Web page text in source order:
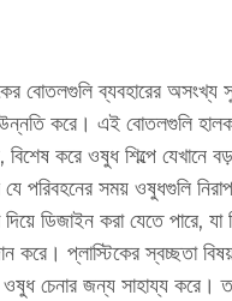
বোতলগুলি ব্যবহারের অসংখ্য
উন্নতি করে। এই বোতলগুলি
করে ওষুধ শিল্পে যেখানে
যে পরিবহনের সময় ওষুধগুলি
দিয়ে ডিজাইন করা যেতে পারে,
করে। প্লাস্টিকের স্বচ্ছতা
ওষুধ চেনার জন্য সাহায্য করে।